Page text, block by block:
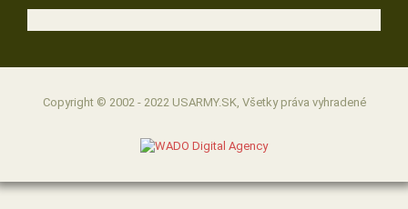
Copyright © 2002 - 2022 USARMY.SK, Všetky práva vyhradené